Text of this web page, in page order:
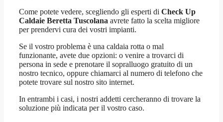
Come potete vedere, scegliendo gli esperti di Check Up
Caldaie Beretta Tuscolana avrete fatto la scelta migliore
per prendervi cura dei vostri impianti.
Se il vostro problema è una caldaia rotta o mal
funzionante, avete due opzioni: o venire a trovarci di
persona in sede e prenotare il sopralluogo gratuito di un
nostro tecnico, oppure chiamarci al numero di telefono che
potete trovare sul nostro sito internet.
In entrambi i casi, i nostri addetti cercheranno di trovare la
soluzione più indicata per il vostro caso.